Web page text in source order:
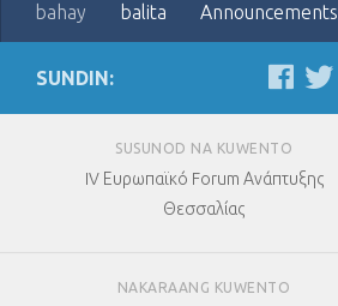
bahay balita Announcements
SUNDIN:
SUSUNOD NA KUWENTO
IV Ευρωπαϊκό Forum Ανάπτυξης
Θεσσαλίας
NAKARAANG KUWENTO